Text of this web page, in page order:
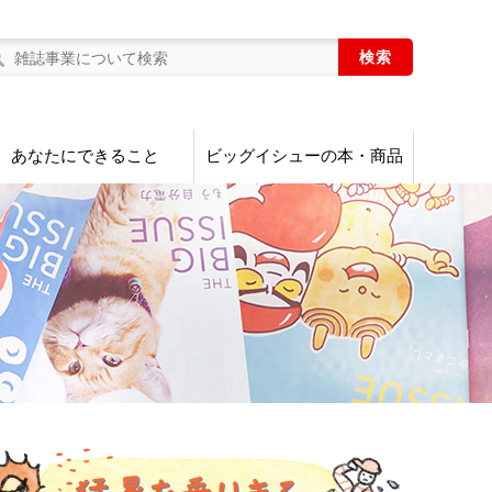
あなたにできること ビッグイシューの本・商品